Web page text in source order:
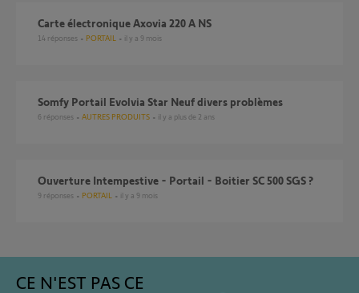
Carte électronique Axovia 220 A NS
14 réponses PORTAIL il y a 9 mois
Somfy Portail Evolvia Star Neuf divers problèmes
6 réponses AUTRES PRODUITS il y a plus de 2 ans
Ouverture Intempestive - Portail - Boitier SC 500 SGS ?
9 réponses PORTAIL il y a 9 mois
CE N'EST PAS CE